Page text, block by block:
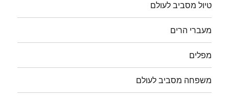
טיול מסביב לעולם
מעברי הרים
מפלים
משפחה מסביב לעולם